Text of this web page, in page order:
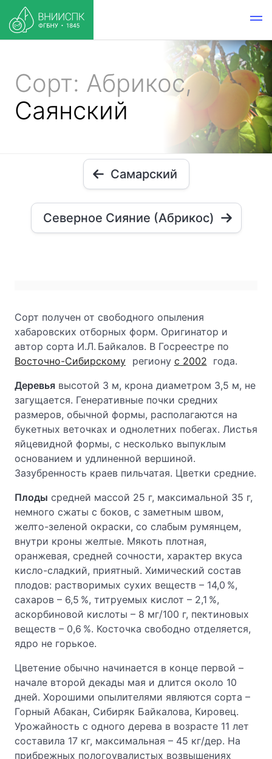
Сорт: Абрикос,
Саянский
Самарский
Северное Сияние (Абрикос)
Сорт получен от свободного опыления
хабаровских отборных форм. Оригинатор и
автор сорта И.Л. Байкалов. В Госреестре по
Восточно-Сибирскому региону с 2002 года.
Деревья высотой 3 м, крона диаметром 3,5 м, не
загущается. Генеративные почки средних
размеров, обычной формы, располагаются на
букетных веточках и однолетних побегах. Листья
яйцевидной формы, с несколько выпуклым
основанием и удлиненной вершиной.
Зазубренность краев пильчатая. Цветки средние.
Плоды средней массой 25 г, максимальной 35 г,
немного сжаты с боков, с заметным швом,
желто-зеленой окраски, со слабым румянцем,
внутри кроны желтые. Мякоть плотная,
оранжевая, средней сочности, характер вкуса
кисло-сладкий, приятный. Химический состав
плодов: растворимых сухих веществ – 14,0 %,
сахаров – 6,5 %, титруемых кислот – 2,1 %,
аскорбиновой кислоты – 8 мг/100 г, пектиновых
веществ – 0,6 %. Косточка свободно отделяется,
ядро не горькое.
Цветение обычно начинается в конце первой –
начале второй декады мая и длится около 10
дней. Хорошими опылителями являются сорта –
Горный Абакан, Сибиряк Байкалова, Кировец.
Урожайность с одного дерева в возрасте 11 лет
составила 17 кг, максимальная – 45 кг/дер. На
прибрежных пологоувалистых возвышениях